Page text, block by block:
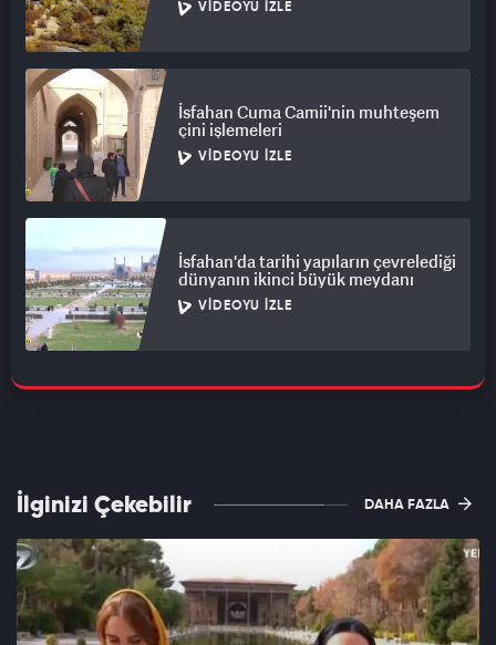
VIDEOYU İZLE
İsfahan Cuma Camii'nin muhteşem
çini işlemeleri
VIDEOYU İZLE
İsfahan'da tarihi yapıların çevrelediği
dünyanın ikinci büyük meydanı
VIDEOYU İZLE
İlginizi Çekebilir DAHA FAZLA